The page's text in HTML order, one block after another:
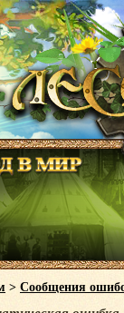
> Сообщения